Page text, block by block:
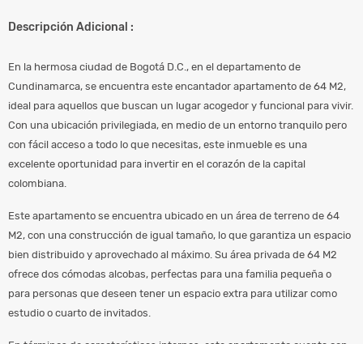
Descripción Adicional :
En la hermosa ciudad de Bogotá D.C., en el departamento de
Cundinamarca, se encuentra este encantador apartamento de 64 M2,
ideal para aquellos que buscan un lugar acogedor y funcional para vivir.
Con una ubicación privilegiada, en medio de un entorno tranquilo pero
con fácil acceso a todo lo que necesitas, este inmueble es una
excelente oportunidad para invertir en el corazón de la capital
colombiana.
Este apartamento se encuentra ubicado en un área de terreno de 64
M2, con una construcción de igual tamaño, lo que garantiza un espacio
bien distribuido y aprovechado al máximo. Su área privada de 64 M2
ofrece dos cómodas alcobas, perfectas para una familia pequeña o
para personas que deseen tener un espacio extra para utilizar como
estudio o cuarto de invitados.